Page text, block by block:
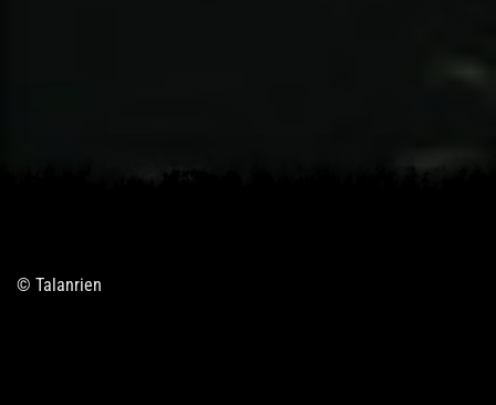
© Talanrien